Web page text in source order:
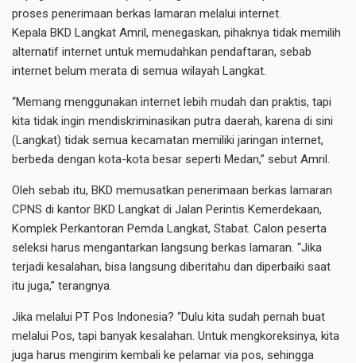
proses penerimaan berkas lamaran melalui internet.
Kepala BKD Langkat Amril, menegaskan, pihaknya tidak memilih
alternatif internet untuk memudahkan pendaftaran, sebab
internet belum merata di semua wilayah Langkat.
“Memang menggunakan internet lebih mudah dan praktis, tapi
kita tidak ingin mendiskriminasikan putra daerah, karena di sini
(Langkat) tidak semua kecamatan memiliki jaringan internet,
berbeda dengan kota-kota besar seperti Medan,” sebut Amril.
Oleh sebab itu, BKD memusatkan penerimaan berkas lamaran
CPNS di kantor BKD Langkat di Jalan Perintis Kemerdekaan,
Komplek Perkantoran Pemda Langkat, Stabat. Calon peserta
seleksi harus mengantarkan langsung berkas lamaran. “Jika
terjadi kesalahan, bisa langsung diberitahu dan diperbaiki saat
itu juga,” terangnya.
Jika melalui PT Pos Indonesia? “Dulu kita sudah pernah buat
melalui Pos, tapi banyak kesalahan. Untuk mengkoreksinya, kita
juga harus mengirim kembali ke pelamar via pos, sehingga